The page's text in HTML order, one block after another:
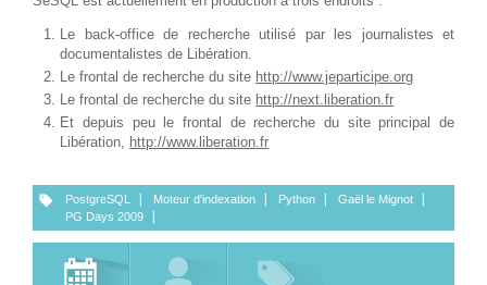
Le back-office de recherche utilisé par les journalistes et
documentalistes de Libération.
Le frontal de recherche du site http://www.jeparticipe.org
Le frontal de recherche du site http://next.liberation.fr
Et depuis peu le frontal de recherche du site principal de
Libération, http://www.liberation.fr
PostgreSQL Moteur d'indexation Python
Gaël le Mignot
PG Days 2009